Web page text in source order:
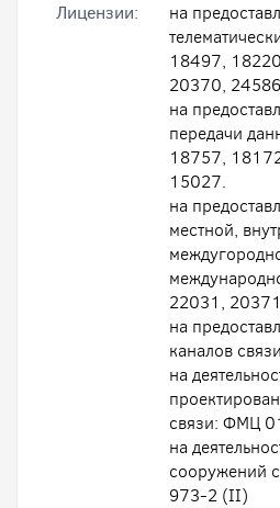
Лицензии:
на
18497,
20370,
на
передачи
18757,
15027.
на
местной,
22031,
на
каналов
на
связи: ФМЦ
на
сооружений
973-2 (II)